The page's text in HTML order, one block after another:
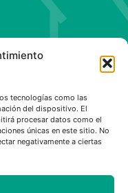
tecnologías como las
del dispositivo. El
procesar datos como el
únicas en este sitio. No
negativamente a ciertas
tecnológica